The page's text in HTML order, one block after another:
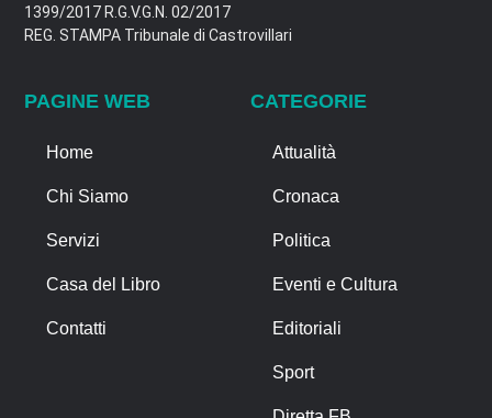
1399/2017 R.G.V.G.N. 02/2017
REG. STAMPA Tribunale di Castrovillari
PAGINE WEB
Home
Chi Siamo
Servizi
Casa del Libro
Contatti
CATEGORIE
Attualità
Cronaca
Politica
Eventi e Cultura
Editoriali
Sport